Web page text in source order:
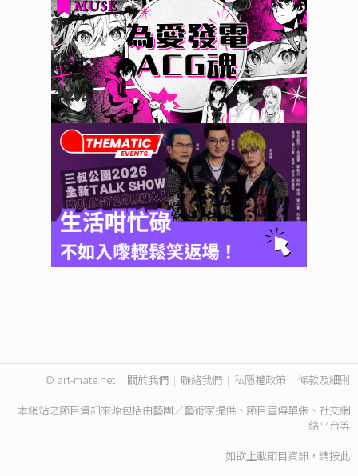
© art-mate.net | 關於我們 | 聯絡我們 | 私隱權政策 | 條款及細則
本網站之節目資訊來源包括由藝團／藝術家提供、節目宣傳單張、社交網
絡平台等
如欲上載節目資訊，請按此